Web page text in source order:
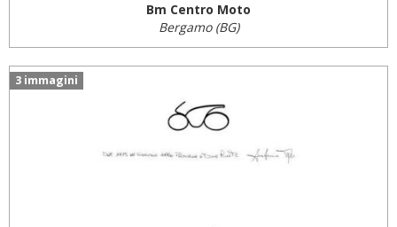
Bm Centro Moto
Bergamo (BG)
3 immagini